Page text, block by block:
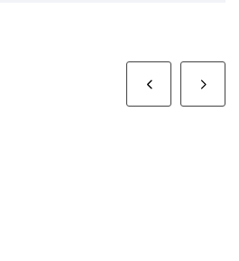
Next